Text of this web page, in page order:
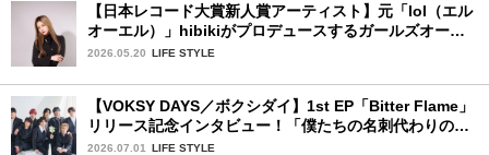
【日本レコード大賞新人賞アーティスト】元「lol（エル
オーエル）」hibikiがプロデュースするガールズオーデ
ィションが始動！ 応募は5月31日（日）まで
2026.05.20 LIFE STYLE
【VOKSY DAYS／ボクシダイ】1st EP「Bitter Flame」
リリース記念インタビュー！「僕たちの名刺代わりのよ
うなアルバム」
2026.07.01 LIFE STYLE